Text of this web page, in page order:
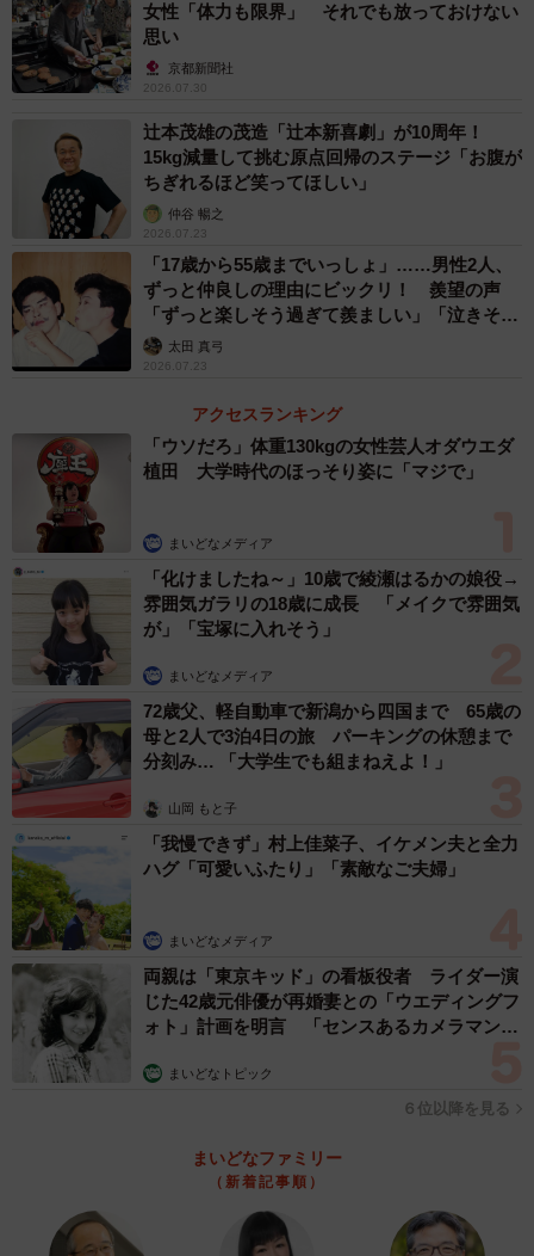
女性「体力も限界」 それでも放っておけない
思い
京都新聞社
2026.07.30
辻本茂雄の茂造「辻本新喜劇」が10周年！
15kg減量して挑む原点回帰のステージ「お腹が
ちぎれるほど笑ってほしい」
仲谷 暢之
2026.07.23
「17歳から55歳までいっしょ」……男性2人、
ずっと仲良しの理由にビックリ！ 羨望の声
「ずっと楽しそう過ぎて羨ましい」「泣きそう
になった」
太田 真弓
2026.07.23
アクセスランキング
「ウソだろ」体重130kgの女性芸人オダウエダ
植田 大学時代のほっそり姿に「マジで」
まいどなメディア
「化けましたね～」10歳で綾瀬はるかの娘役→
雰囲気ガラリの18歳に成長 「メイクで雰囲気
が」「宝塚に入れそう」
まいどなメディア
72歳父、軽自動車で新潟から四国まで 65歳の
母と2人で3泊4日の旅 パーキングの休憩まで
分刻み… 「大学生でも組まねえよ！」
山岡 もと子
「我慢できず」村上佳菜子、イケメン夫と全力
ハグ「可愛いふたり」「素敵なご夫婦」
まいどなメディア
両親は「東京キッド」の看板役者 ライダー演
じた42歳元俳優が再婚妻との「ウエディングフ
ォト」計画を明言 「センスあるカメラマン求
まいどなトピック
６位以降を見る
まいどなファミリー
（新着記事順）